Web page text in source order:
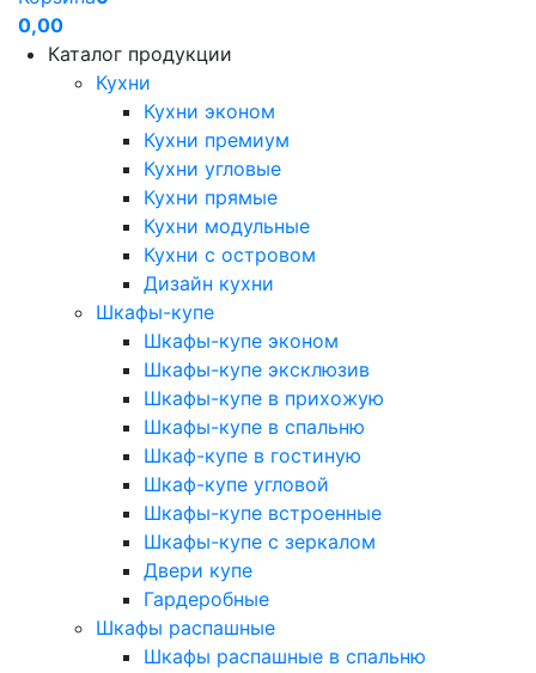
0,00
Каталог продукции
Кухни
Кухни эконом
Кухни премиум
Кухни угловые
Кухни прямые
Кухни модульные
Кухни с островом
Дизайн кухни
Шкафы-купе
Шкафы-купе эконом
Шкафы-купе эксклюзив
Шкафы-купе в прихожую
Шкафы-купе в спальню
Шкаф-купе в гостиную
Шкаф-купе угловой
Шкафы-купе встроенные
Шкафы-купе с зеркалом
Двери купе
Гардеробные
Шкафы распашные
Шкафы распашные в спальню